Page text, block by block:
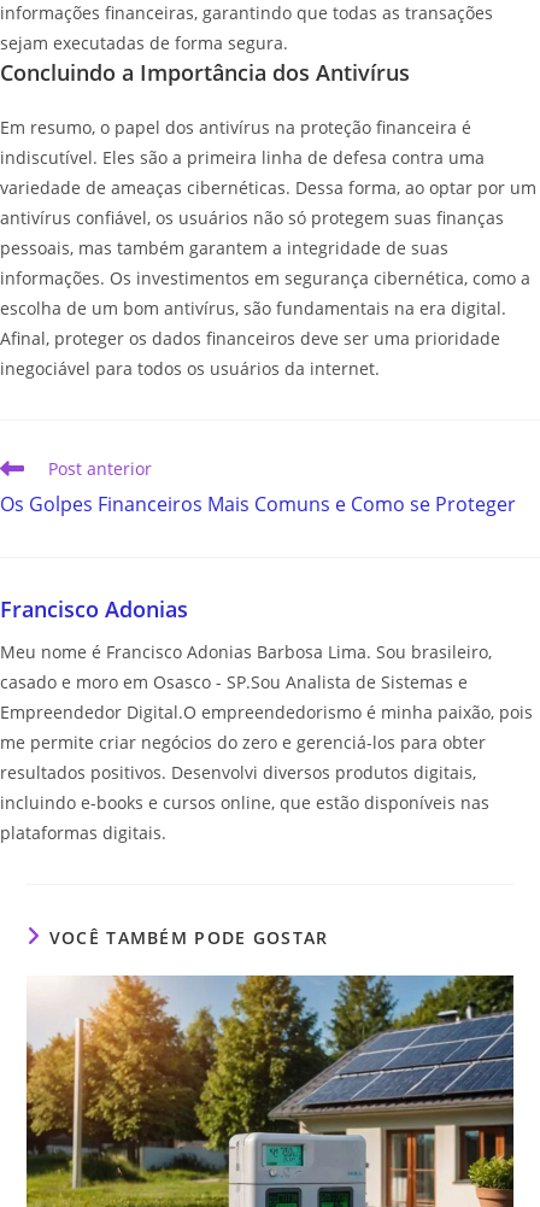
informações financeiras, garantindo que todas as transações
sejam executadas de forma segura.
Concluindo a Importância dos Antivírus
Em resumo, o papel dos antivírus na proteção financeira é
indiscutível. Eles são a primeira linha de defesa contra uma
variedade de ameaças cibernéticas. Dessa forma, ao optar por um
antivírus confiável, os usuários não só protegem suas finanças
pessoais, mas também garantem a integridade de suas
informações. Os investimentos em segurança cibernética, como a
escolha de um bom antivírus, são fundamentais na era digital.
Afinal, proteger os dados financeiros deve ser uma prioridade
inegociável para todos os usuários da internet.
Post anterior
Os Golpes Financeiros Mais Comuns e Como se Proteger
Francisco Adonias
Meu nome é Francisco Adonias Barbosa Lima. Sou brasileiro,
casado e moro em Osasco - SP.Sou Analista de Sistemas e
Empreendedor Digital.O empreendedorismo é minha paixão, pois
me permite criar negócios do zero e gerenciá-los para obter
resultados positivos. Desenvolvi diversos produtos digitais,
incluindo e-books e cursos online, que estão disponíveis nas
plataformas digitais.
VOCÊ TAMBÉM PODE GOSTAR